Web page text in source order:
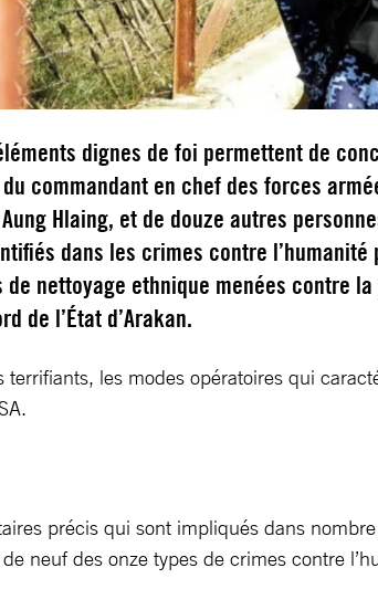
dignes de foi permettent de
commandant en chef des forces
Hlaing, et de douze autres
dans les crimes contre l’humanité
de nettoyage ethnique menées contre
de l’État d’Arakan.
les modes opératoires qui
précis qui sont impliqués dans
neuf des onze types de crimes contre